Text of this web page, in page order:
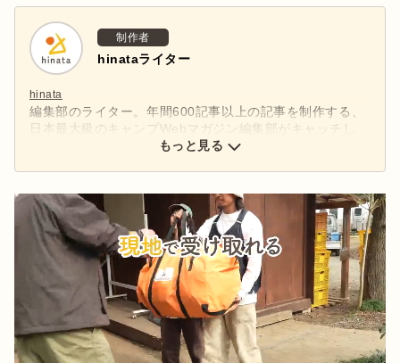
制作者
hinataライター
hinata
編集部のライター。年間600記事以上の記事を制作する、
日本最大級のキャンプWebマガジン編集部がキャッチし
た、アウトドアの最新情報をお届けします。
もっと見る